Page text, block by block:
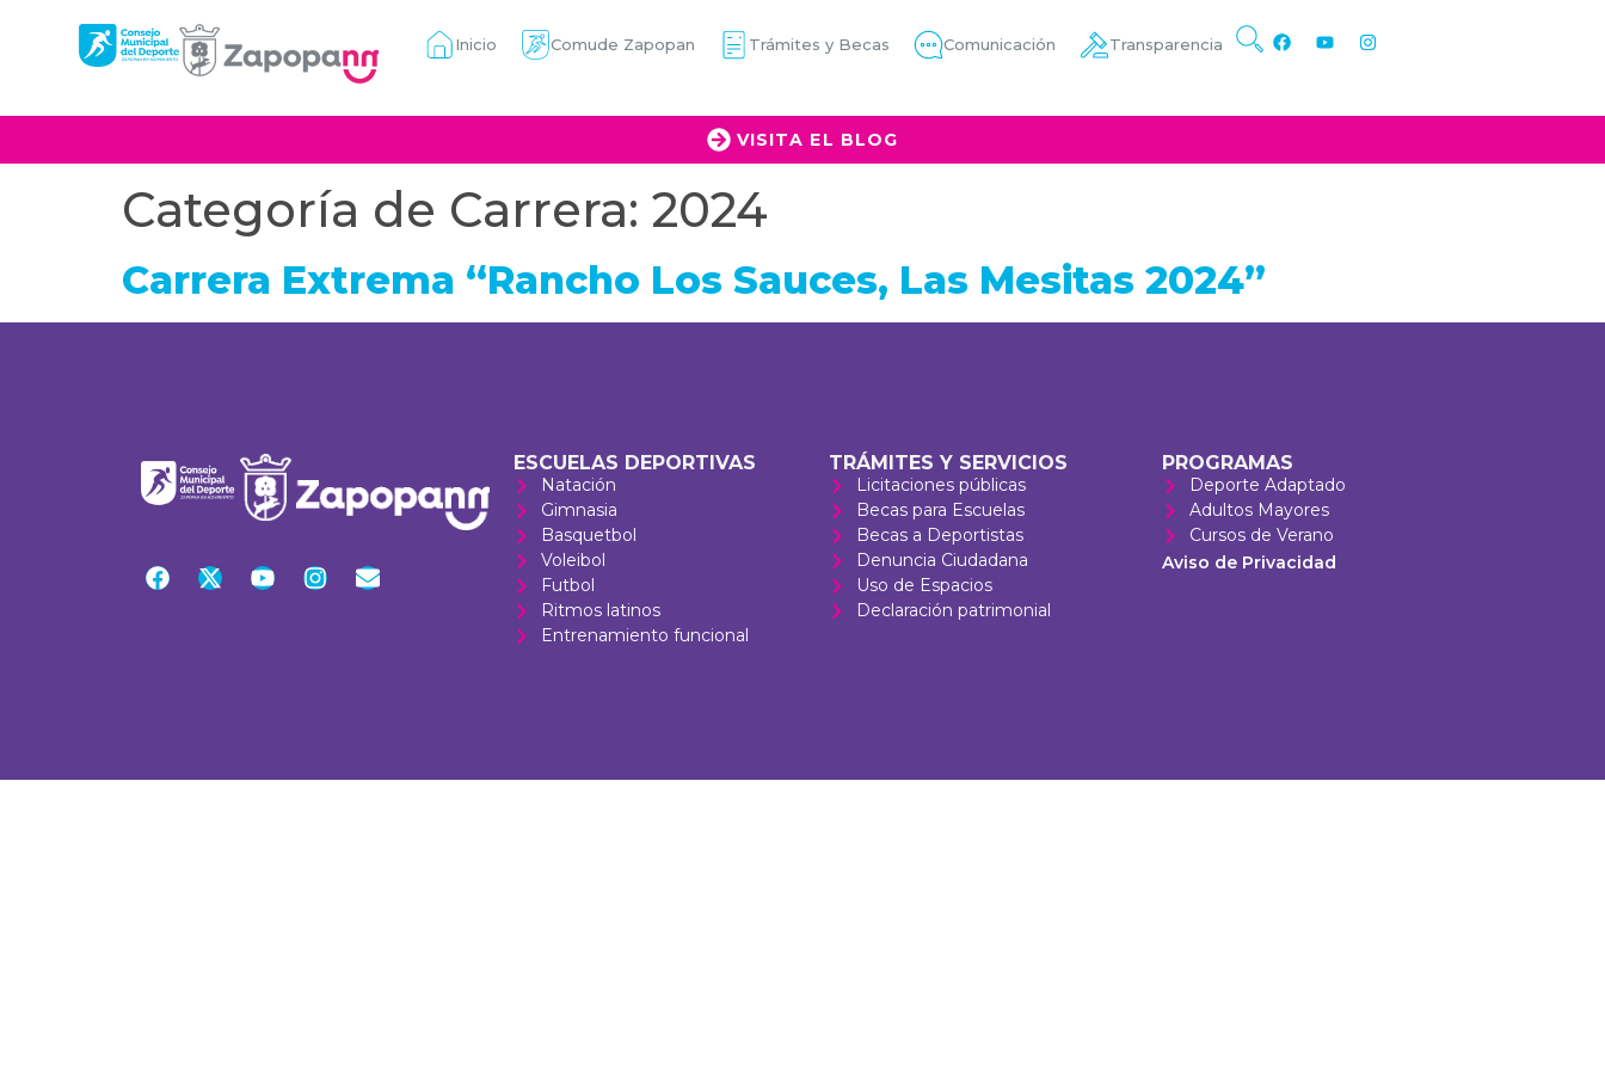
Inicio Comude Zapopan Trámites y Becas Comunicación Transparencia
VISITA EL BLOG
Categoría de Carrera: 2024
Carrera Extrema “Rancho Los Sauces, Las Mesitas 2024”
ESCUELAS DEPORTIVAS
Natación
Gimnasia
Basquetbol
Voleibol
Futbol
Ritmos latinos
Entrenamiento funcional
TRÁMITES Y SERVICIOS
Licitaciones públicas
Becas para Escuelas
Becas a Deportistas
Denuncia Ciudadana
Uso de Espacios
Declaración patrimonial
PROGRAMAS
Deporte Adaptado
Adultos Mayores
Cursos de Verano
Aviso de Privacidad